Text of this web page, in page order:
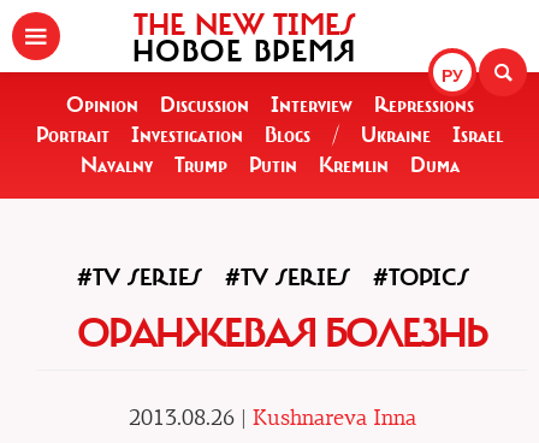
РУ
THE NEW TIMES
НОВОЕ ВРЕМЯ
Opinion Discussion Interview
Repressions
Portrait
Investigation Blogs / Ukraine
Israel
Navalny
Trump Putin Kremlin Duma
#TV SERIES #TV SERIES #TOPICS
ОРАНЖЕВАЯ БОЛЕЗНЬ
2013.08.26 | Kushnareva Inna